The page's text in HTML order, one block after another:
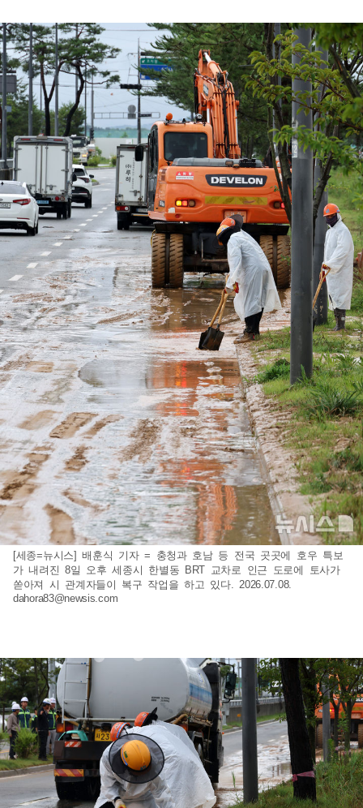
[세종=뉴시스] 배훈식 기자 = 충청과 호남 등 전국 곳곳에 호우 특보
가 내려진 8일 오후 세종시 한별동 BRT 교차로 인근 도로에 토사가
쏟아져 시 관계자들이 복구 작업을 하고 있다. 2026.07.08.
dahora83@newsis.com